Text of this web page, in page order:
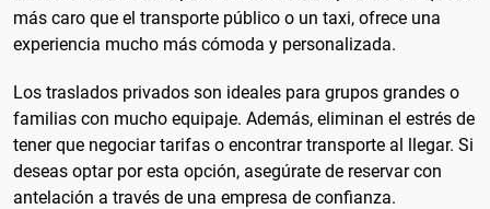
más caro que el transporte público o un taxi, ofrece una
experiencia mucho más cómoda y personalizada.
Los traslados privados son ideales para grupos grandes o
familias con mucho equipaje. Además, eliminan el estrés de
tener que negociar tarifas o encontrar transporte al llegar. Si
deseas optar por esta opción, asegúrate de reservar con
antelación a través de una empresa de confianza.